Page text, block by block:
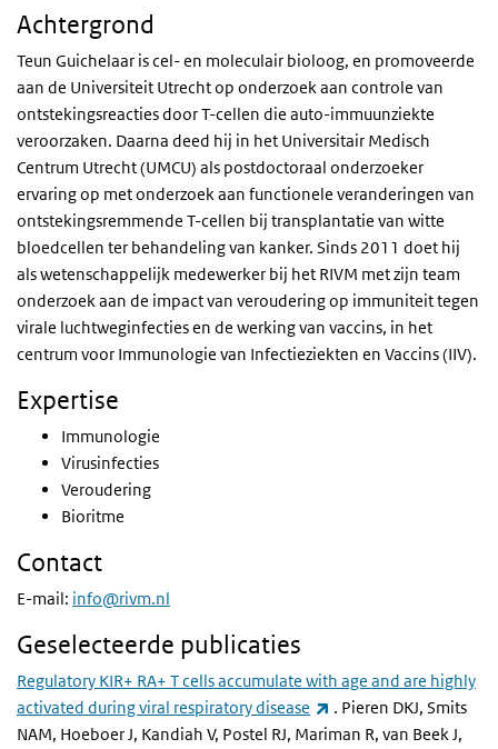
Achtergrond
Teun Guichelaar is cel- en moleculair bioloog, en promoveerde
aan de Universiteit Utrecht op onderzoek aan controle van
ontstekingsreacties door T-cellen die auto-immuunziekte
veroorzaken. Daarna deed hij in het Universitair Medisch
Centrum Utrecht (UMCU) als postdoctoraal onderzoeker
ervaring op met onderzoek aan functionele veranderingen van
ontstekingsremmende T-cellen bij transplantatie van witte
bloedcellen ter behandeling van kanker. Sinds 2011 doet hij
als wetenschappelijk medewerker bij het RIVM met zijn team
onderzoek aan de impact van veroudering op immuniteit tegen
virale luchtweginfecties en de werking van vaccins, in het
centrum voor Immunologie van Infectieziekten en Vaccins (IIV).
Expertise
Immunologie
Virusinfecties
Veroudering
Bioritme
Contact
E-mail: info@rivm.nl
Geselecteerde publicaties
Regulatory KIR+ RA+ T cells accumulate with age and are highly
activated during viral respiratory disease
(externe link)
. Pieren DKJ, Smits
NAM, Hoeboer J, Kandiah V, Postel RJ, Mariman R, van Beek J,